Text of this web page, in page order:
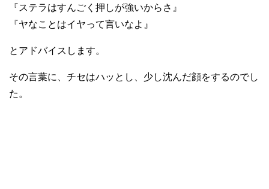
『ステラはすんごく押しが強いからさ』
『ヤなことはイヤって言いなよ』
とアドバイスします。
その言葉に、チセはハッとし、少し沈んだ顔をするのでし
た。